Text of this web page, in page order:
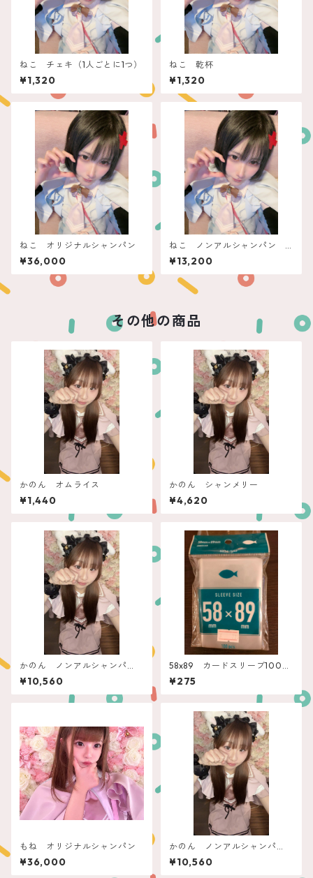
ねこ チェキ（1人ごとに1つ）
¥1,320
ねこ 乾杯
¥1,320
ねこ オリジナルシャンパン
¥36,000
ねこ ノンアルシャンパン
ぽん！できるフィリコ
¥13,200
その他の商品
かのん オムライス
¥1,440
かのん シャンメリー
¥4,620
かのん ノンアルシャンパ
ン ポールジロー
¥10,560
58x89 カードスリーブ100
枚 エンゲームズ”アメリカン”
¥275
もね オリジナルシャンパン
¥36,000
かのん ノンアルシャンパ
ン ポムビオ
¥10,560